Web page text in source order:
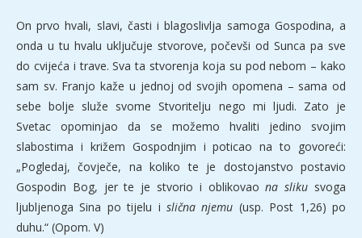
On prvo hvali, slavi, časti i blagoslivlja samoga Gospodina, a
onda u tu hvalu uključuje stvorove, počevši od Sunca pa sve
do cvijeća i trave. Sva ta stvorenja koja su pod nebom – kako
sam sv. Franjo kaže u jednoj od svojih opomena – sama od
sebe bolje služe svome Stvoritelju nego mi ljudi. Zato je
Svetac opominjao da se možemo hvaliti jedino svojim
slabostima i križem Gospodnjim i poticao na to govoreći:
„Pogledaj, čovječe, na koliko te je dostojanstvo postavio
Gospodin Bog, jer te je stvorio i oblikovaona sliku svoga
ljubljenoga Sina po tijelu i slična njemu (usp. Post 1,26) po
duhu.“ (Opom. V)